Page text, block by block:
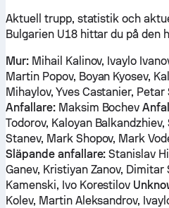
Aktuell trupp, statistik och
Bulgarien U18 hittar du på den
Mur:Mihail Kalinov, Ivaylo
Martin Popov, Boyan Kyosev,
Mihaylov, Yves Castanier, Petar
Anfallare:Maksim Bochev
Todorov, Kaloyan
Stanev, Mark Shopov, Mark
Släpande anfallare: Stanislav
Ganev, Kristiyan Zanov,
Kamenski, Ivo Korestilov
Kolev, Martin Aleksandrov,